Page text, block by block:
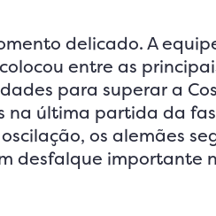
delicado. A
entre as
para superar a
na última partida da
os alemães
desfalque importante